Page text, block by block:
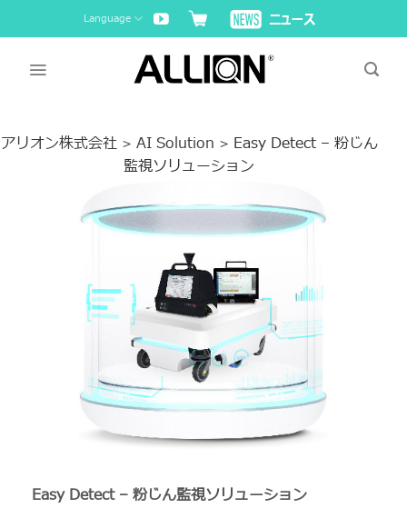
to
Language
アリオン株式会社> AI Solution > Easy Detect – 粉じん
監視ソリューション
Easy Detect – 粉じん監視ソリューション